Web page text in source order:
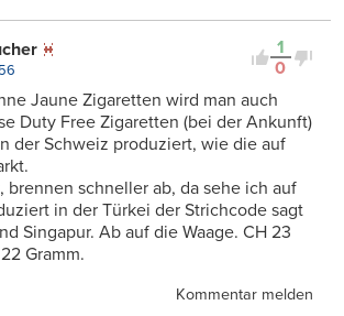
1
0
Jaune Zigaretten wird man auch
Duty Free Zigaretten (bei der Ankunft)
der Schweiz produziert, wie die auf
brennen schneller ab, da sehe ich auf
in der Türkei der Strichcode sagt
Singapur. Ab auf die Waage. CH 23
Gramm.
Kommentar melden